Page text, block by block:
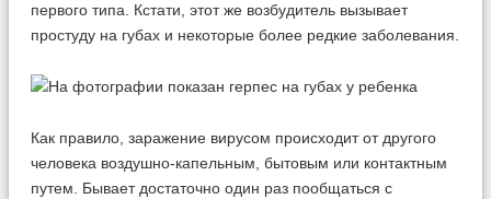
первого типа. Кстати, этот же возбудитель вызывает
простуду на губах и некоторые более редкие заболевания.
Как правило, заражение вирусом происходит от другого
человека воздушно-капельным, бытовым или контактным
путем. Бывает достаточно один раз пообщаться с